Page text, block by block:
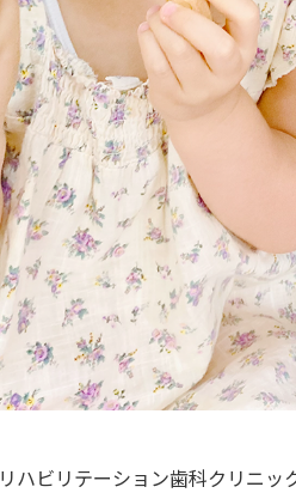
ハビリテーション歯科クリニッ